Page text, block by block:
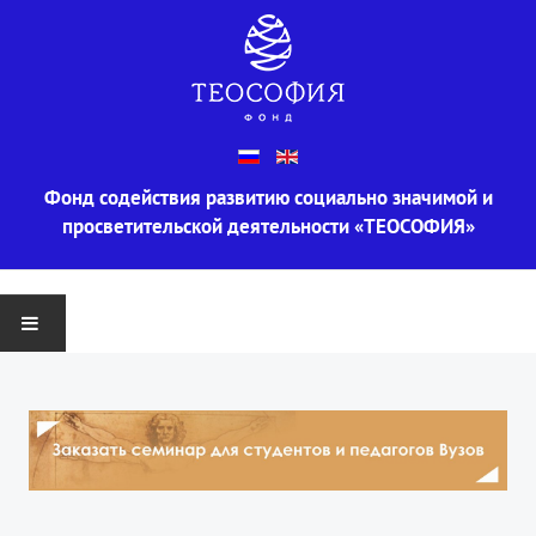
Фонд содействия развитию социально значимой и
просветительской деятельности «ТЕОСОФИЯ»
О ФОНДЕ
Информация